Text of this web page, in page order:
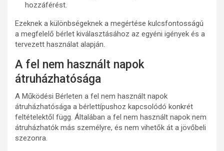
hozzáférést.
Ezeknek a különbségeknek a megértése kulcsfontosságú
a megfelelő bérlet kiválasztásához az egyéni igények és a
tervezett használat alapján.
A fel nem használt napok
átruházhatósága
A Működési Bérleten a fel nem használt napok
átruházhatósága a bérlettípushoz kapcsolódó konkrét
feltételektől függ. Általában a fel nem használt napok nem
átruházhatók más személyre, és nem vihetők át a jövőbeli
szezonra.